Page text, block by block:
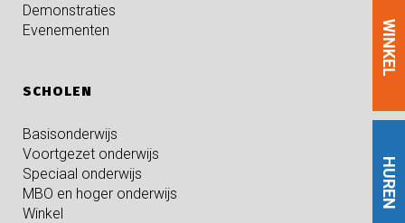
HUREN
WINKEL
Demonstraties
Evenementen
SCHOLEN
Basisonderwijs
Voortgezet onderwijs
Speciaal onderwijs
MBO en hoger onderwijs
Winkel